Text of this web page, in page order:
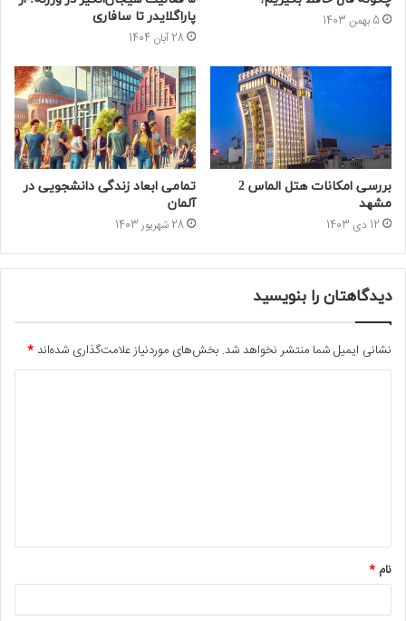
5 بهمن 1403
پاراگلایدر تا سافاری
28 آبان 1404
بررسی امکانات هتل الماس 2
مشهد
12 دی 1403
تمامی ابعاد زندگی دانشجویی در
آلمان
28 شهریور 1403
دیدگاهتان را بنویسید
نشانی ایمیل شما منتشر نخواهد شد. بخش‌های موردنیاز علامت‌گذاری شده‌اند*
*
نام *